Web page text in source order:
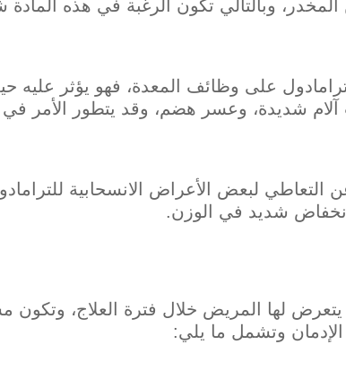
المخدر، وبالتالي تكون الرغبة في هذه
على وظائف المعدة، فهو يؤثر عليه
شديدة، وعسر هضم، وقد يتطور الأمر
التعاطي لبعض الأعراض الانسحابية
شديد في الوزن.
يتعرض لها المريض خلال فترة العلاج،
وتشمل ما يلي: